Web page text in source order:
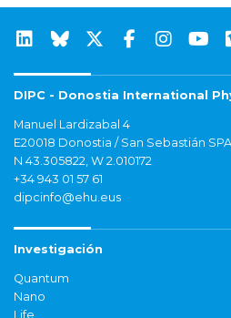
DIPC - Donostia International
Manuel Lardizabal 4
E20018 Donostia / San Sebastián
N 43.305822, W 2.010172
+34 943 01 57 61
dipcinfo@ehu.eus
Investigación
Quantum
Nano
Life